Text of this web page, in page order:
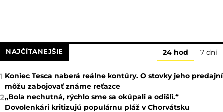
NAJČÍTANEJŠIE 24 hod 7 dní
1 Koniec Tesca naberá reálne kontúry. O stovky jeho predajní
môžu zabojovať známe reťazce
2„Bola nechutná, rýchlo sme sa okúpali a odišli.“
Dovolenkári kritizujú populárnu pláž v Chorvátsku